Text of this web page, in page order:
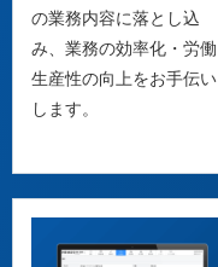
の業務内容に落とし込
み、業務の効率化・労働
生産性の向上をお手伝い
します。